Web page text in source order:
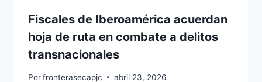
Fiscales de Iberoamérica acuerdan
hoja de ruta en combate a delitos
transnacionales
Porfronterasecapjc abril 23, 2026